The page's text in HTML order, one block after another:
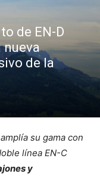
de EN-D
nueva
de la
su gama con
línea EN-C
y